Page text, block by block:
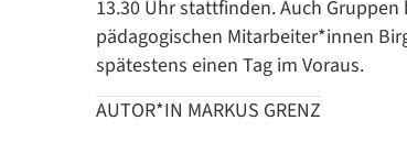
13.30 Uhr stattfinden. Auch
pädagogischen Mitarbeiter*innen
spätestens einen Tag im Voraus.
AUTOR*IN MARKUS GRENZ